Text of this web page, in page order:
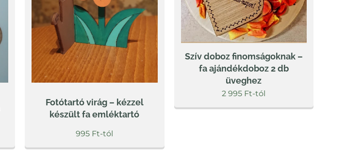
Fotótartó virág – kézzel
készült fa emléktartó
995 Ft-tól
Szív doboz finomságoknak –
fa ajándékdoboz 2 db
üveghez
2 995 Ft-tól